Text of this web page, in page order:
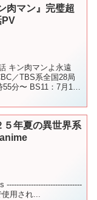
肉マン』完璧超
PV
キン肉マンよ永遠
／TBS系全国28局
分〜 BS11：7月12
５年夏の異世界系
使用され...